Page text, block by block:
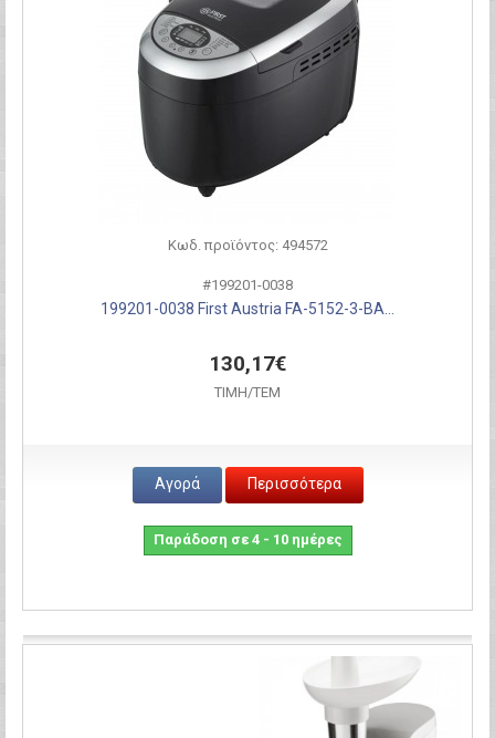
Κωδ. προϊόντος: 494572
#199201-0038
199201-0038 First Austria FA-5152-3-BA...
130,17€
ΤΙΜH/ΤΕΜ
Αγορά Περισσότερα
Παράδοση σε 4 - 10 ημέρες